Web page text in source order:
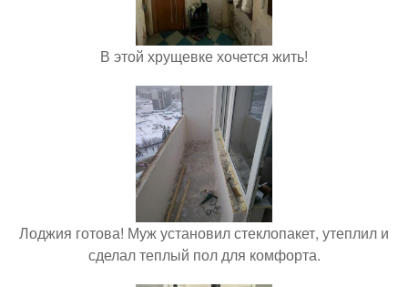
В этой хрущевке хочется жить!
Лоджия готова! Муж установил стеклопакет, утеплил и
сделал теплый пол для комфорта.